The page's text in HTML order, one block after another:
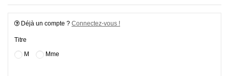
Déjà un compte ? Connectez-vous !
Titre
M Mme